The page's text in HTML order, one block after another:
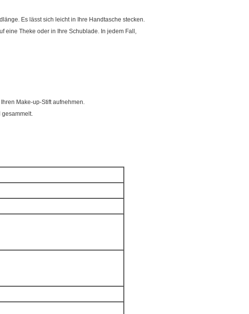
Es lässt sich leicht in Ihre Handtasche stecken.
eine Theke oder in Ihre Schublade. In jedem Fall,
Make-up-Stift aufnehmen.
gesammelt.